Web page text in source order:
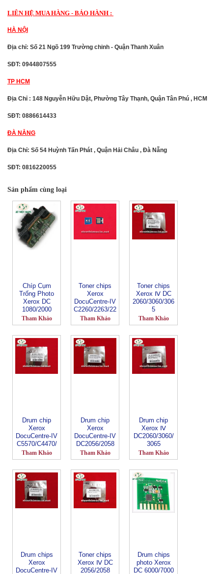
LIÊN HỆ MUA HÀNG - BẢO HÀNH :
HÀ NỘI
Địa chỉ: Số 21 Ngõ 199 Trường chinh - Quận Thanh Xuân
SĐT: 0944807555
TP HCM
Địa Chỉ : 148 Nguyễn Hữu Dật, Phường Tây Thạnh, Quận Tân Phú , HCM
SĐT: 0886614433
ĐÀ NẴNG
Địa Chỉ: Số 54 Huỳnh Tấn Phát , Quận Hải Châu , Đà Nẵng
SĐT: 0816220055
Sản phẩm cùng loại
Chíp Cụm
Trống Photo
Xerox DC
1080/2000
Tham Khảo
Toner chips
Xerox
DocuCentre-IV
C2260/2263/22
65
Tham Khảo
Toner chips
Xerox Ⅳ DC
2060/3060/306
5
Tham Khảo
Drum chip
Xerox
DocuCentre-IV
C5570/C4470/
C3370/C2270
Tham Khảo
Drum chip
Xerox
DocuCentre-IV
DC2056/2058
Tham Khảo
Drum chip
Xerox Ⅳ
DC2060/3060/
3065
Tham Khảo
Drum chips
Xerox
DocuCentre-IV
Toner chips
Xerox Ⅳ DC
2056/2058
Drum chips
photo Xerox
DC 6000/7000